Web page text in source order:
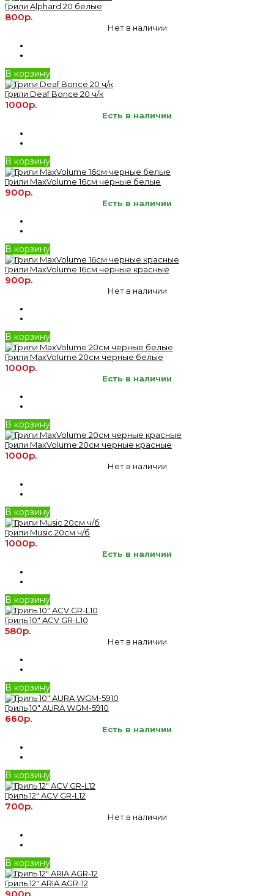
Грили Alphard 20 белые
800р.
Нет в наличии
В корзину
Грили Deaf Bonce 20 ч/к
1000р.
Есть в наличии
В корзину
Грили MaxVolume 16см черные белые
900р.
Есть в наличии
В корзину
Грили MaxVolume 16см черные красные
900р.
Нет в наличии
В корзину
Грили MaxVolume 20см черные белые
1000р.
Есть в наличии
В корзину
Грили MaxVolume 20см черные красные
1000р.
Нет в наличии
В корзину
Грили Music 20см ч/б
1000р.
Есть в наличии
В корзину
Гриль 10" ACV GR-L10
580р.
Нет в наличии
В корзину
Гриль 10" AURA WGM-5910
660р.
Есть в наличии
В корзину
Гриль 12" ACV GR-L12
700р.
Нет в наличии
В корзину
Гриль 12" ARIA AGR-12